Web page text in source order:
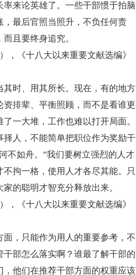
来论英雄了。一些干部惯于拍脑
最后官照当照升，不负任何责
且要终身追究。
《十八大以来重要文献选编》
时、用其所长。现在，有的地方
排辈、平衡照顾，而不是看谁更
一大堆，工作也难以打开局面。
人，不能简单把职位作为奖励干
不如舟。”我们要树立强烈的人才
拘一格，使用人才各尽其能。只
的聪明才智充分释放出来。
《十八大以来重要文献选编》
，只能作为用人的重要参考，不
部怎么落实啊？谁最了解干部的
他们在推荐干部方面的权重应该